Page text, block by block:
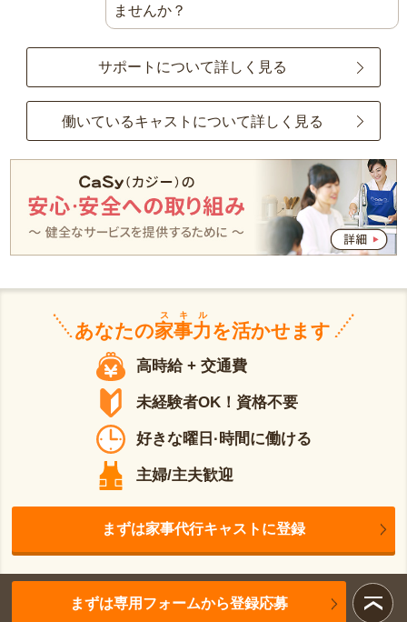
ませんか？
サポートについて詳しく見る
働いているキャストについて詳しく見る
あなたの家事力
スキル
を活かせます
高時給 + 交通費
未経験者OK！資格不要
好きな曜日·時間に働ける
主婦/主夫歓迎
まずは家事代行キャストに登録
まずは専用フォームから登録応募